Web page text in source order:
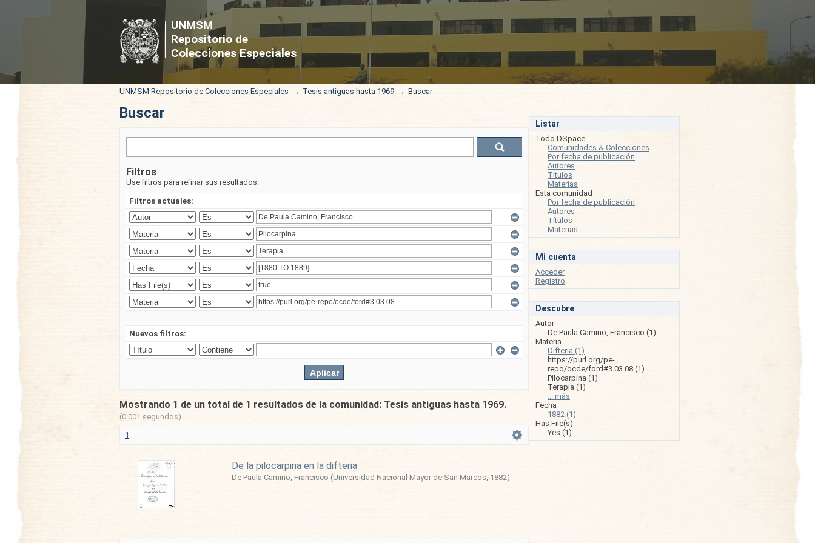
UNMSM
Repositorio de
Colecciones Especiales
Buscar
UNMSM Repositorio de Colecciones Especiales → Tesis antiguas hasta 1969 → Buscar
Buscar
Filtros
Use filtros para refinar sus resultados.
Filtros actuales:
Nuevos filtros:
Mostrando 1 de un total de 1 resultados de la comunidad: Tesis antiguas hasta 1969.
(0.001 segundos)
1
De la pilocarpina en la difteria
De Paula Camino, Francisco (Universidad Nacional Mayor de San Marcos, 1882)
Listar
Todo DSpace
Comunidades & Colecciones
Por fecha de publicación
Autores
Títulos
Materias
Esta comunidad
Por fecha de publicación
Autores
Títulos
Materias
Mi cuenta
Acceder
Registro
Descubre
Autor
De Paula Camino, Francisco (1)
Materia
Difteria (1)
https://purl.org/pe-
repo/ocde/ford#3.03.08 (1)
Pilocarpina (1)
Terapia (1)
... más
Fecha
1882 (1)
Has File(s)
Yes (1)